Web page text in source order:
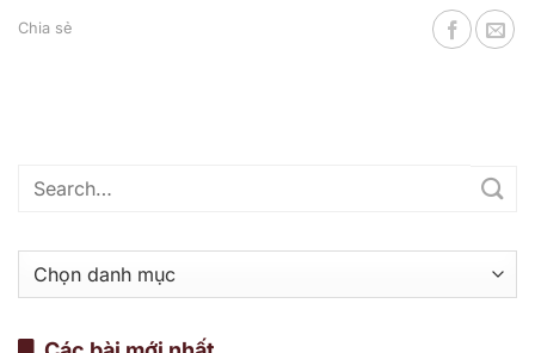
Chia sẻ
mục